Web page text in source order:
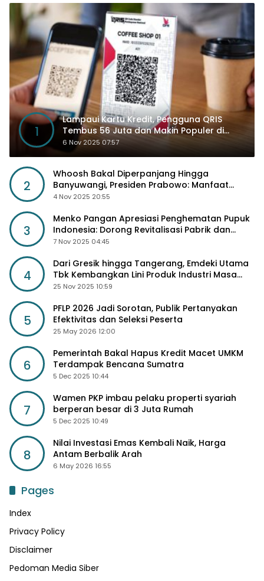
1
Lampaui Kartu Kredit, Pengguna QRIS
Tembus 56 Juta dan Makin Populer di
Kancah Global
6 Nov 2025 07:57
2
Whoosh Bakal Diperpanjang Hingga
Banyuwangi, Presiden Prabowo: Manfaat
Sosial Lebih Besar
4 Nov 2025 20:55
3
Menko Pangan Apresiasi Penghematan Pupuk
Indonesia: Dorong Revitalisasi Pabrik dan
Diskon Harga Pupuk
7 Nov 2025 04:45
4
Dari Gresik hingga Tangerang, Emdeki Utama
Tbk Kembangkan Lini Produk Industri Masa
Depan
25 Nov 2025 10:59
5
PFLP 2026 Jadi Sorotan, Publik Pertanyakan
Efektivitas dan Seleksi Peserta
25 May 2026 12:00
6
Pemerintah Bakal Hapus Kredit Macet UMKM
Terdampak Bencana Sumatra
5 Dec 2025 10:44
7
Wamen PKP imbau pelaku properti syariah
berperan besar di 3 Juta Rumah
5 Dec 2025 10:49
8
Nilai Investasi Emas Kembali Naik, Harga
Antam Berbalik Arah
6 May 2026 16:55
Pages
Index
Privacy Policy
Disclaimer
Pedoman Media Siber